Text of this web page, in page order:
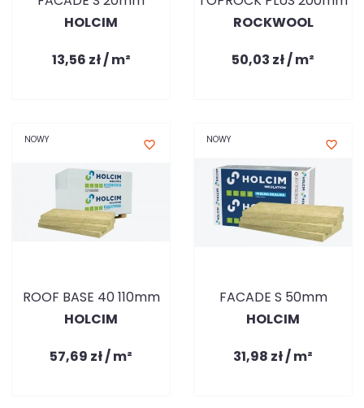
HOLCIM
13,56 zł / m²
ROCKWOOL
50,03 zł / m²
NOWY favorite_border
ROOF BASE 40 110mm
HOLCIM
57,69 zł / m²
NOWY favorite_border
FACADE S 50mm
HOLCIM
31,98 zł / m²